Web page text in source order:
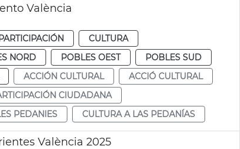
València
CULTURA
NORD POBLES OEST
POBLES SUD
ACCIÓN CULTURAL
ACCIÓ CULTURAL
CIUDADANA
PEDANIES CULTURA A LAS PEDANÍAS
València 2025